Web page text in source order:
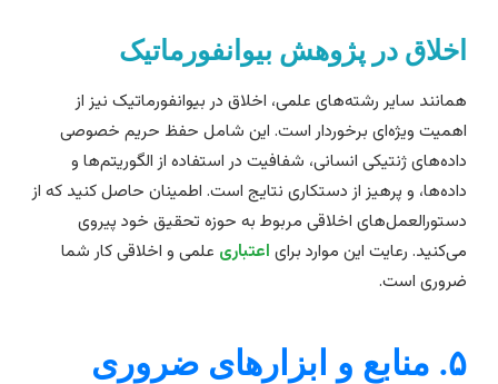
در پژوهش بیوانفورماتیک
سایر رشته‌های علمی، اخلاق در بیوانفورماتیک نیز از
ویژه‌ای برخوردار است. این شامل حفظ حریم خصوصی
ژنتیکی انسانی، شفافیت در استفاده از الگوریتم‌ها و
و پرهیز از دستکاری نتایج است. اطمینان حاصل کنید که از
اخلاقی مربوط به حوزه تحقیق خود پیروی
رعایت این موارد برای اعتباریعلمی و اخلاقی کار شما
است.
۵. منابع و ابزارهای ضروری